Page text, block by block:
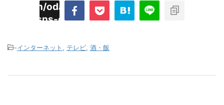
odaiji.com/public_html/blog/wp-
sns-count-cache/sns-count-
-インターネット テレビ 酒・飯